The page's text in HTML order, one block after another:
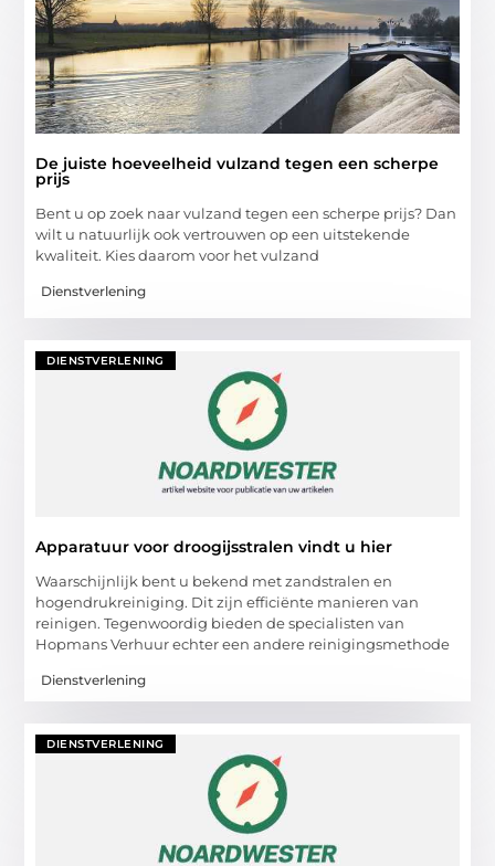
De juiste hoeveelheid vulzand tegen een scherpe
prijs
Bent u op zoek naar vulzand tegen een scherpe prijs? Dan
wilt u natuurlijk ook vertrouwen op een uitstekende
kwaliteit. Kies daarom voor het vulzand
Dienstverlening
DIENSTVERLENING
Apparatuur voor droogijsstralen vindt u hier
Waarschijnlijk bent u bekend met zandstralen en
hogendrukreiniging. Dit zijn efficiënte manieren van
reinigen. Tegenwoordig bieden de specialisten van
Hopmans Verhuur echter een andere reinigingsmethode
Dienstverlening
DIENSTVERLENING